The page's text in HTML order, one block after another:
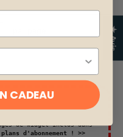
de widget inclus dans
d'abonnement ! >>
★ Avis
CADEAU